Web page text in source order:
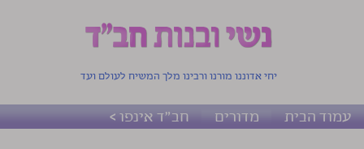
יחי אדוננו מורנו ורבינו מלך המשיח לעולם ועד
עמוד הבית מדורים חב"ד אינפו >